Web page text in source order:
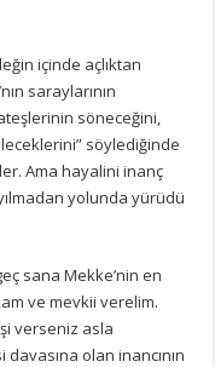
içinde açlıktan
saraylarının
ateşlerinin söneceğini,
söylediğinde
Ama hayalini inanç
yolunda yürüdü
sana Mekke’nin en
ve mevkii verelim.
verseniz asla
olan inancının